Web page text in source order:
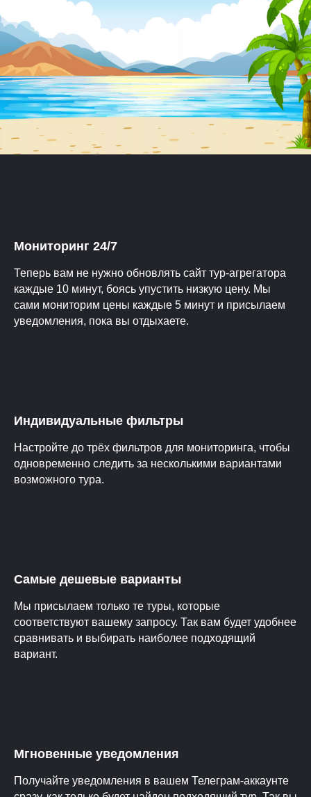
Мониторинг 24/7
Теперь вам не нужно обновлять сайт тур-агрегатора
каждые 10 минут, боясь упустить низкую цену. Мы
сами мониторим цены каждые 5 минут и присылаем
уведомления, пока вы отдыхаете.
Индивидуальные фильтры
Настройте до трёх фильтров для мониторинга, чтобы
одновременно следить за несколькими вариантами
возможного тура.
Самые дешевые варианты
Мы присылаем только те туры, которые
соответствуют вашему запросу. Так вам будет удобнее
сравнивать и выбирать наиболее подходящий
вариант.
Мгновенные уведомления
Получайте уведомления в вашем Телеграм-аккаунте